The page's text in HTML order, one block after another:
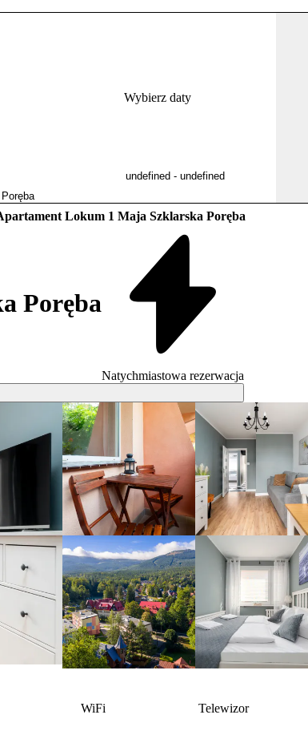
Wybierz daty
Lokum 1 Maja Szklarska Poręba
Poręba
Natychmiastowa rezerwacja
WiFi Telewizor